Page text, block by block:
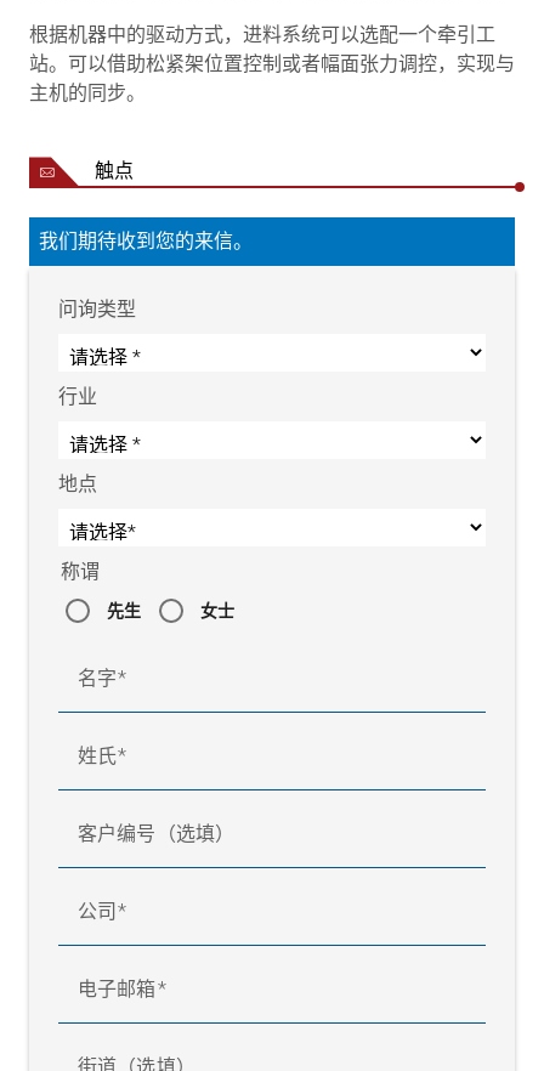
根据机器中的驱动方式，进料系统可以选配一个牵引工
站。可以借助松紧架位置控制或者幅面张力调控，实现与
主机的同步。
触点
我们期待收到您的来信。
问询类型
行业
地点
称谓
先生 女士
名字
姓氏
客户编号（选填）
公司
电子邮箱